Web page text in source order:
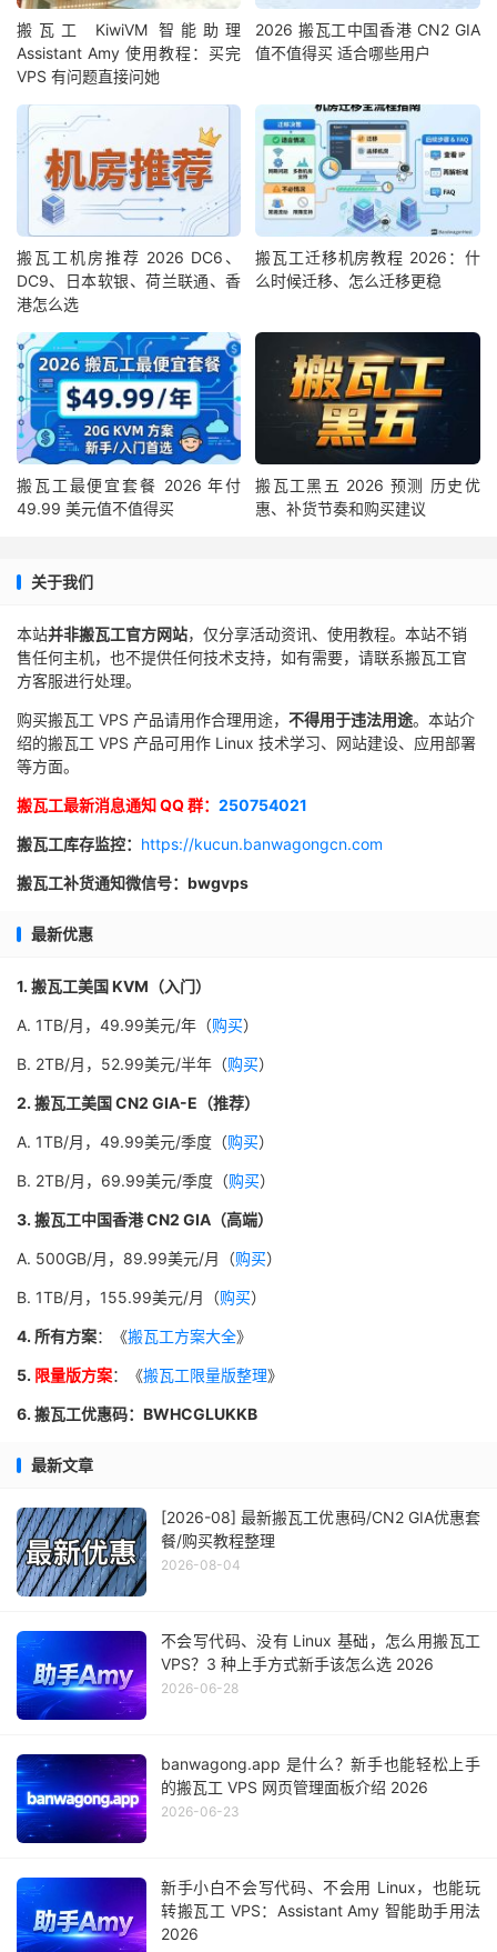
搬瓦工 KiwiVM 智能助理
Assistant Amy 使用教程：买完
VPS 有问题直接问她
2026 搬瓦工中国香港 CN2 GIA
值不值得买 适合哪些用户
搬瓦工机房推荐 2026 DC6、
DC9、日本软银、荷兰联通、香
港怎么选
搬瓦工迁移机房教程 2026：什
么时候迁移、怎么迁移更稳
搬瓦工最便宜套餐 2026 年付
49.99 美元值不值得买
搬瓦工黑五 2026 预测 历史优
惠、补货节奏和购买建议
关于我们
本站并非搬瓦工官方网站，仅分享活动资讯、使用教程。本站不销
售任何主机，也不提供任何技术支持，如有需要，请联系搬瓦工官
方客服进行处理。
购买搬瓦工 VPS 产品请用作合理用途， 不得用于违法用途。本站介
绍的搬瓦工 VPS 产品可用作 Linux 技术学习、网站建设、应用部署
等方面。
搬瓦工最新消息通知 QQ 群： 250754021
搬瓦工库存监控： https://kucun.banwagongcn.com
搬瓦工补货通知微信号：bwgvps
最新优惠
1. 搬瓦工美国 KVM（入门）
A. 1TB/月，49.99美元/年（购买）
B. 2TB/月，52.99美元/半年（购买）
2. 搬瓦工美国 CN2 GIA-E（推荐）
A. 1TB/月，49.99美元/季度（购买）
B. 2TB/月，69.99美元/季度（购买）
3. 搬瓦工中国香港 CN2 GIA（高端）
A. 500GB/月，89.99美元/月（购买）
B. 1TB/月，155.99美元/月（购买）
4. 所有方案：《搬瓦工方案大全》
5. 限量版方案：《搬瓦工限量版整理》
6. 搬瓦工优惠码：BWHCGLUKKB
最新文章
[2026-08] 最新搬瓦工优惠码/CN2 GIA优惠套
餐/购买教程整理
2026-08-04
不会写代码、没有 Linux 基础，怎么用搬瓦工
VPS？3 种上手方式新手该怎么选 2026
2026-06-28
banwagong.app 是什么？新手也能轻松上手
的搬瓦工 VPS 网页管理面板介绍 2026
2026-06-23
新手小白不会写代码、不会用 Linux，也能玩
转搬瓦工 VPS：Assistant Amy 智能助手用法
2026